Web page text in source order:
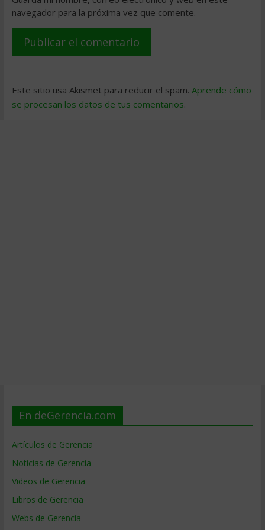
navegador para la próxima vez que comente.
Este sitio usa Akismet para reducir el spam. Aprende cómo
se procesan los datos de tus comentarios.
En deGerencia.com
Artículos de Gerencia
Noticias de Gerencia
Videos de Gerencia
Libros de Gerencia
Webs de Gerencia